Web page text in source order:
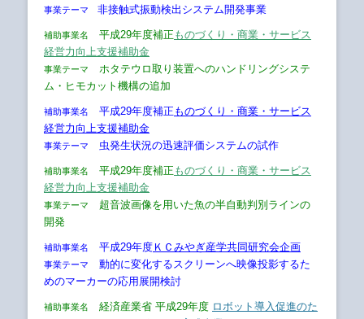
事業テーマ 非接触式振動検出システム開発事業
補助事業名 平成29年度補正 ものづくり・商業・サービス
経営力向上支援補助金
事業テーマ
ホタテウロ取り装置へのハンドリングシステ
ム・ヒモカット機構の追加
補助事業名 平成29年度補正 ものづくり・商業・サービス
経営力向上支援補助金
事業テーマ 虫発生状況の迅速評価システムの試作
補助事業名 平成29年度補正 ものづくり・商業・サービス
経営力向上支援補助金
事業テーマ
超音波画像を用いた魚の半自動判別ラインの
開発
補助事業名 平成29年度 ＫＣみやぎ産学共同研究会企画
事業テーマ
動的に変化するスクリーンへ映像投影するた
めのマーカーの応用展開検討
補助事業名 経済産業省 平成29年度 ロボット導入促進のた